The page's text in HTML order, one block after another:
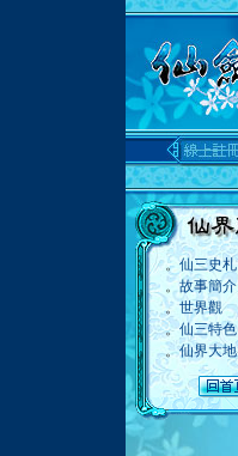
。仙三史札
。故事簡介
。 世界觀
。仙三特色
。仙界大地